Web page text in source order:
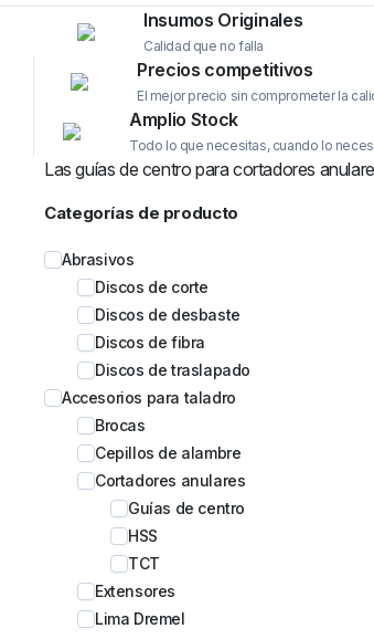
Insumos Originales
Calidad que no falla
Precios competitivos
El mejor precio sin comprometer la
Amplio Stock
Todo lo que necesitas, cuando lo
Las guías de centro para cortadores
Categorías de producto
Abrasivos
Discos de corte
Discos de desbaste
Discos de fibra
Discos de traslapado
Accesorios para taladro
Brocas
Cepillos de alambre
Cortadores anulares
Guías de centro
HSS
TCT
Extensores
Lima Dremel